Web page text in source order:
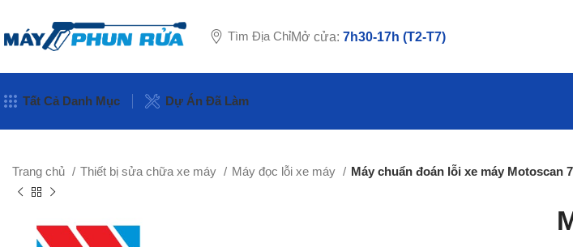
Tìm Địa ChỉMở cửa: 7h30-17h (T2-T7)
Tất Cả Danh Mục Dự Án Đã Làm
Trang chủ Thiết bị sửa chữa xe máy Máy đọc lỗi xe máy Máy chuẩn đoán lỗi xe máy Motoscan